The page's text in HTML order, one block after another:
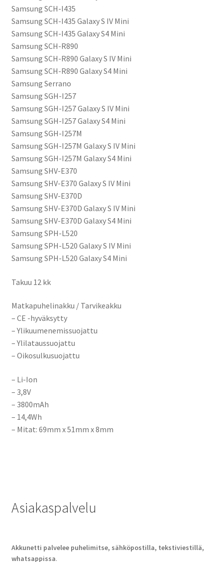
Samsung SCH-I435
Samsung SCH-I435 Galaxy S IV Mini
Samsung SCH-I435 Galaxy S4 Mini
Samsung SCH-R890
Samsung SCH-R890 Galaxy S IV Mini
Samsung SCH-R890 Galaxy S4 Mini
Samsung Serrano
Samsung SGH-I257
Samsung SGH-I257 Galaxy S IV Mini
Samsung SGH-I257 Galaxy S4 Mini
Samsung SGH-I257M
Samsung SGH-I257M Galaxy S IV Mini
Samsung SGH-I257M Galaxy S4 Mini
Samsung SHV-E370
Samsung SHV-E370 Galaxy S IV Mini
Samsung SHV-E370D
Samsung SHV-E370D Galaxy S IV Mini
Samsung SHV-E370D Galaxy S4 Mini
Samsung SPH-L520
Samsung SPH-L520 Galaxy S IV Mini
Samsung SPH-L520 Galaxy S4 Mini
Takuu 12 kk
Matkapuhelinakku / Tarvikeakku
– CE -hyväksytty
– Ylikuumenemissuojattu
– Ylilataussuojattu
– Oikosulkusuojattu
– Li-Ion
– 3,8V
– 3800mAh
– 14,4Wh
– Mitat: 69mm x 51mm x 8mm
Asiakaspalvelu
Akkunetti palvelee puhelimitse, sähköpostilla, tekstiviestillä,
whatsappissa.